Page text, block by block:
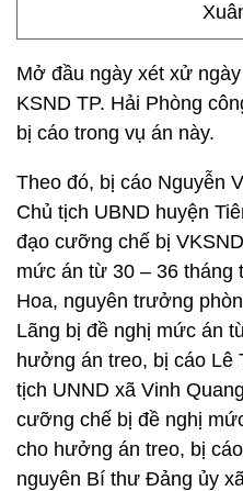
Mở đầu ngày xét xử
KSND TP. Hải Phòng
bị cáo trong vụ án này.
Theo đó, bị cáo Nguyễn
Chủ tịch UBND huyện
đạo cưỡng chế bị
mức án từ 30 – 36 tháng
Hoa, nguyên trưởng
Lãng bị đề nghị mức án
hưởng án treo, bị cáo Lê
tịch UNND xã Vinh
cưỡng chế bị đề nghị
cho hưởng án treo, bị
nguyên Bí thư Đảng ủy